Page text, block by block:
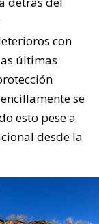
con
últimas
se
esto pese a
desde la